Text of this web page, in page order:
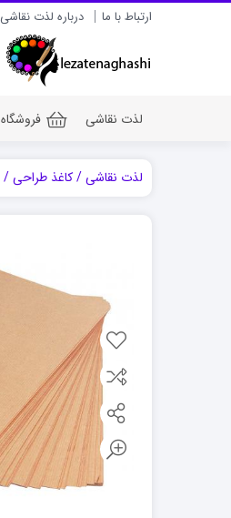
ارتباط با ما درباره لذت نقاشی
لذت نقاشی فروشگاه
لذت نقاشی کاغذ طراحی